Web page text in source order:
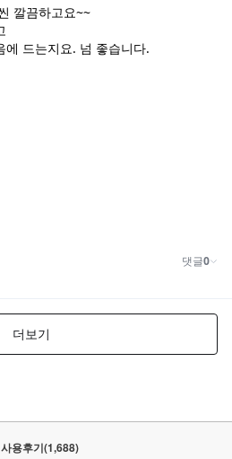
사용후기(1,688)